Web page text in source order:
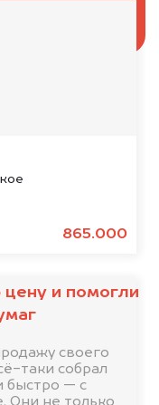
865.000
и помогли
своего
таки собрал
быстро — с
Они не только
в мессенджер